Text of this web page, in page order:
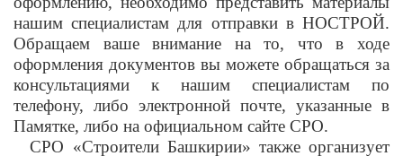
нашим специалистам для отправки в НОСТРОЙ.
Обращаем ваше внимание на то, что в ходе
оформления документов вы можете обращаться за
консультациями к нашим специалистам по
телефону, либо электронной почте, указанные в
Памятке, либо на официальном сайте СРО.
СРО «Строители Башкирии» также организует